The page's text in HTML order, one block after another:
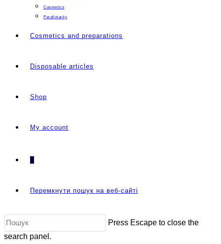
Cosmetics
Parafiniarky
Cosmetics and preparations
Disposable articles
Shop
My account
0
Перемкнути пошук на веб-сайті
Press Escape to close the
search panel.